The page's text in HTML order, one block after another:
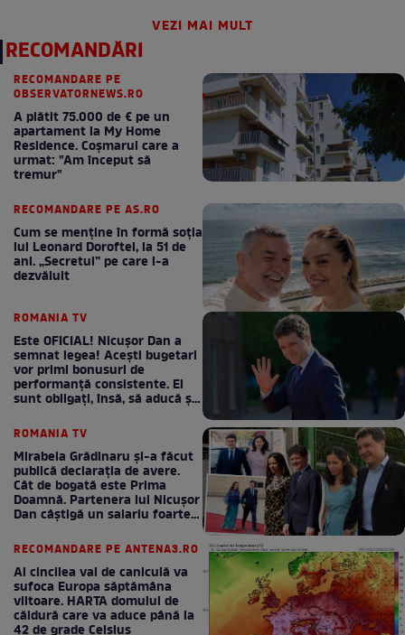
VEZI MAI MULT
RECOMANDĂRI
RECOMANDARE PE
OBSERVATORNEWS.RO
A plătit 75.000 de € pe un
apartament la My Home
Residence. Coşmarul care a
urmat: "Am început să
tremur"
RECOMANDARE PE AS.RO
Cum se menţine în formă soţia
lui Leonard Doroftei, la 51 de
ani. „Secretul” pe care l-a
dezvăluit
ROMANIA TV
Este OFICIAL! Nicușor Dan a
semnat legea! Acești bugetari
vor primi bonusuri de
performanță consistente. Ei
sunt obligați, însă, să aducă și
ROMANIA TV
Mirabela Grădinaru și-a făcut
publică declarația de avere.
Cât de bogată este Prima
Doamnă. Partenera lui Nicușor
Dan câștigă un salariu foarte
RECOMANDARE PE ANTENA3.RO
Al cincilea val de caniculă va
sufoca Europa săptămâna
viitoare. HARTA domului de
căldură care va aduce până la